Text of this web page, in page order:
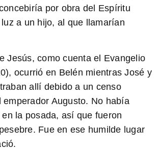
por obra del Espíritu
a un hijo, al que llamarían
Jesús, como cuenta el Evangelio
ocurrió en Belén mientras José y
allí debido a un censo
emperador Augusto. No había
en la posada, así que fueron
Fue en ese humilde lugar